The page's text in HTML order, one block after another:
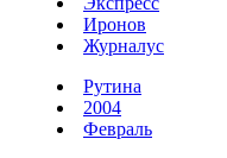
Иронов
Журналус
Рутина
2004
Февраль